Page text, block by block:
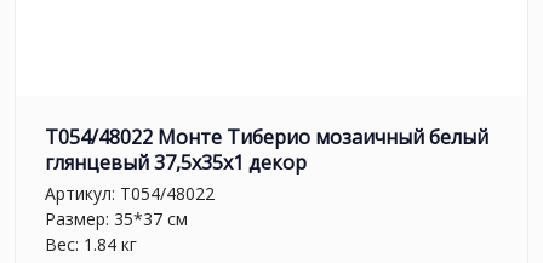
T054/48022 Монте Тиберио мозаичный белый
глянцевый 37,5x35x1 декор
Артикул: T054/48022
Размер: 35*37 см
Вес: 1.84 кг